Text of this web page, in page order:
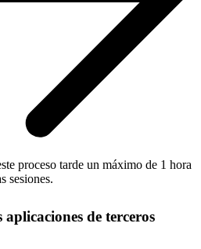
proceso tarde un máximo de 1 hora
sesiones.
de terceros